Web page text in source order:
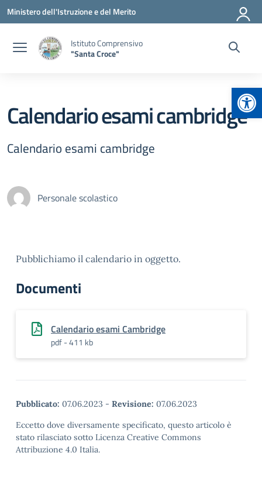
Vai ai contenuti
Vai al menu di navigazione
Vai al footer
Ministero dell'Istruzione e del Merito
Istituto Comprensivo
"Santa Croce"
Calendario esami cambridge
Calendario esami cambridge
Personale scolastico
Pubblichiamo il calendario in oggetto.
Documenti
Calendario esami Cambridge
pdf - 411 kb
Pubblicato: 07.06.2023 - Revisione: 07.06.2023
Eccetto dove diversamente specificato, questo articolo è
stato rilasciato sotto Licenza Creative Commons
Attribuzione 4.0 Italia.